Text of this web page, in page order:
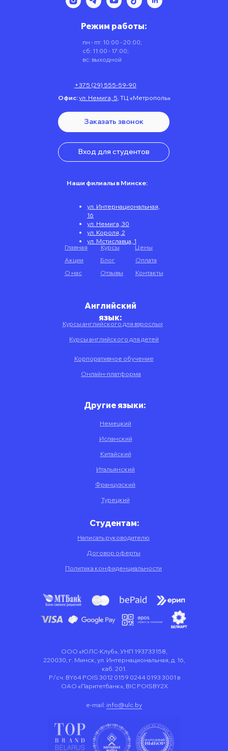
Наши филиалы в Минске:
ул. Интернациональная,
16
ул. Немига, 30
ул. Короля, 2
ул. Мстиславца, 1
+375 (29) 555-59-90
Офис:ул. Немига, 5 ТЦ «Метрополь»
Заказать звонок
Главная Курсы
О нас Отзывы
Акции
Цены
Оплата
Блог
Контакты
Английский
язык:
Другие языки:
Студентам:
Курсы английского для взрослых
Курсы английского для детей
Корпоративное обучение
Немецкий
Испанский
Вход для студентов
Китайский
Итальянский
Французский
Турецкий
Написать руководителю
Договор оферты
Политика конфиденциальности
Онлайн-платформа
Режим работы:
пн - пт: 10:00 - 20:00;
сб: 11:00 - 17:00;
вс: выходной
e-mail: info@ulc.by
ООО «ЮЛС-Клуб», УНП 193733158,
220030, г. Минск, ул. Интернациональная, д. 16,
каб. 201.
Р/сч. BY64 POIS 3012 0159 0244 0193 3001 в
ОАО «Паритетбанк», BIC POISBY2X